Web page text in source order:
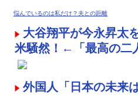
悩んでいるのは私だけ？夫との距離
大谷翔平が今永昇太
米騒然！←「最高の二
外国人「日本の未来